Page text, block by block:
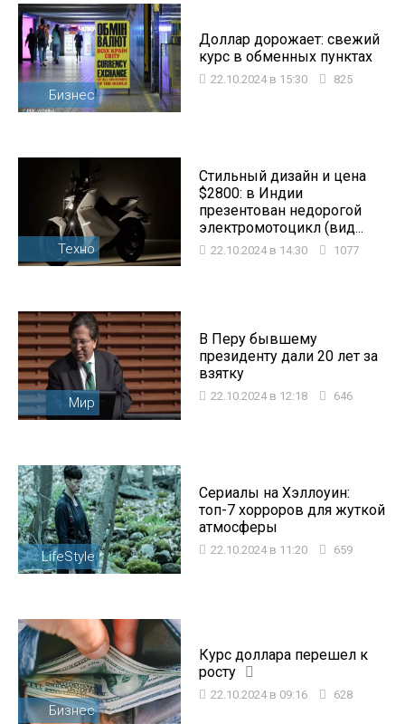
Бизнес
Доллар дорожает: свежий
курс в обменных пунктах
22.10.2024 в 15:30 825
Техно
Стильный дизайн и цена
$2800: в Индии
презентован недорогой
электромотоцикл (вид...
22.10.2024 в 14:30 1077
Мир
В Перу бывшему
президенту дали 20 лет за
взятку
22.10.2024 в 12:18 646
LifeStyle
Сериалы на Хэллоуин:
топ-7 хорроров для жуткой
атмосферы
22.10.2024 в 11:20 659
Бизнес
Курс доллара перешел к
росту
22.10.2024 в 09:16 628